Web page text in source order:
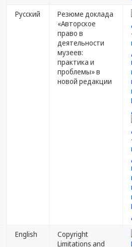
Русский
Резюме доклада
«Авторское
право в
деятельности
музеев:
практика и
проблемы» в
новой редакции
English
Copyright
Limitations and